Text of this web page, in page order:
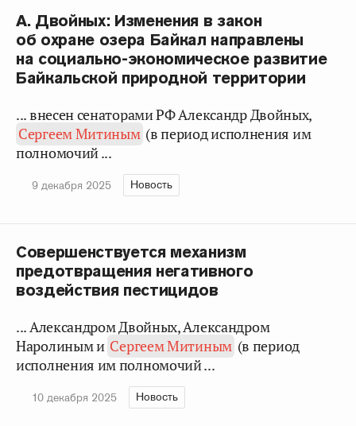
А. Двойных: Изменения в закон
об охране озера Байкал направлены
на социально-экономическое развитие
Байкальской природной территории
... внесен сенаторами РФ Александр Двойных,
Сергеем Митиным (в период исполнения им
полномочий ...
9 декабря 2025 Новость
Совершенствуется механизм
предотвращения негативного
воздействия пестицидов
... Александром Двойных, Александром
Наролиным и Сергеем Митиным (в период
исполнения им полномочий ...
10 декабря 2025 Новость